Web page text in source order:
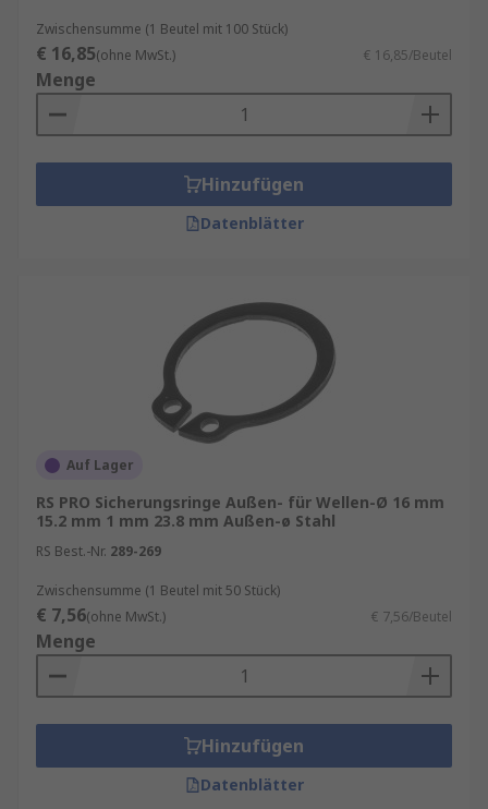
Zwischensumme (1 Beutel mit 100 Stück)
€ 16,85(ohne MwSt.) € 16,85/Beutel
Menge
Hinzufügen
Datenblätter
Auf Lager
RS PRO Sicherungsringe Außen- für Wellen-Ø 16 mm
15.2 mm 1 mm 23.8 mm Außen-ø Stahl
RS Best.-Nr. 289-269
Zwischensumme (1 Beutel mit 50 Stück)
€ 7,56(ohne MwSt.) € 7,56/Beutel
Menge
Hinzufügen
Datenblätter